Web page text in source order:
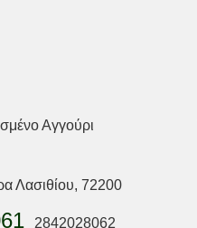
Αγγούρι
Λασιθίου, 72200
2842028062